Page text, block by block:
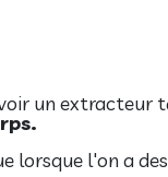
un extracteur
lorsque l'on a